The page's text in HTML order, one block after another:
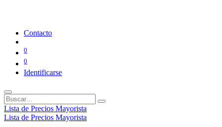
Contacto
0
0
Identificarse
Lista de Precios Mayorista
Lista de Precios Mayorista